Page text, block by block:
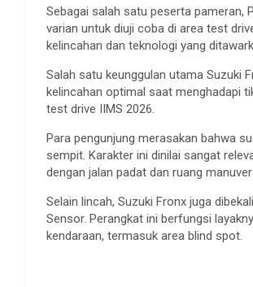
Sebagai salah satu peserta pameran,
varian untuk diuji coba di area test
kelincahan dan teknologi yang
Salah satu keunggulan utama Suzuki
kelincahan optimal saat menghadapi
test drive IIMS 2026.
Para pengunjung merasakan bahwa
sempit. Karakter ini dinilai sangat
dengan jalan padat dan ruang
Selain lincah, Suzuki Fronx juga
Sensor. Perangkat ini berfungsi
kendaraan, termasuk area blind spot.